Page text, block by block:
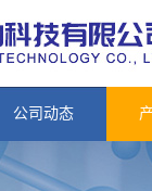
公司动态